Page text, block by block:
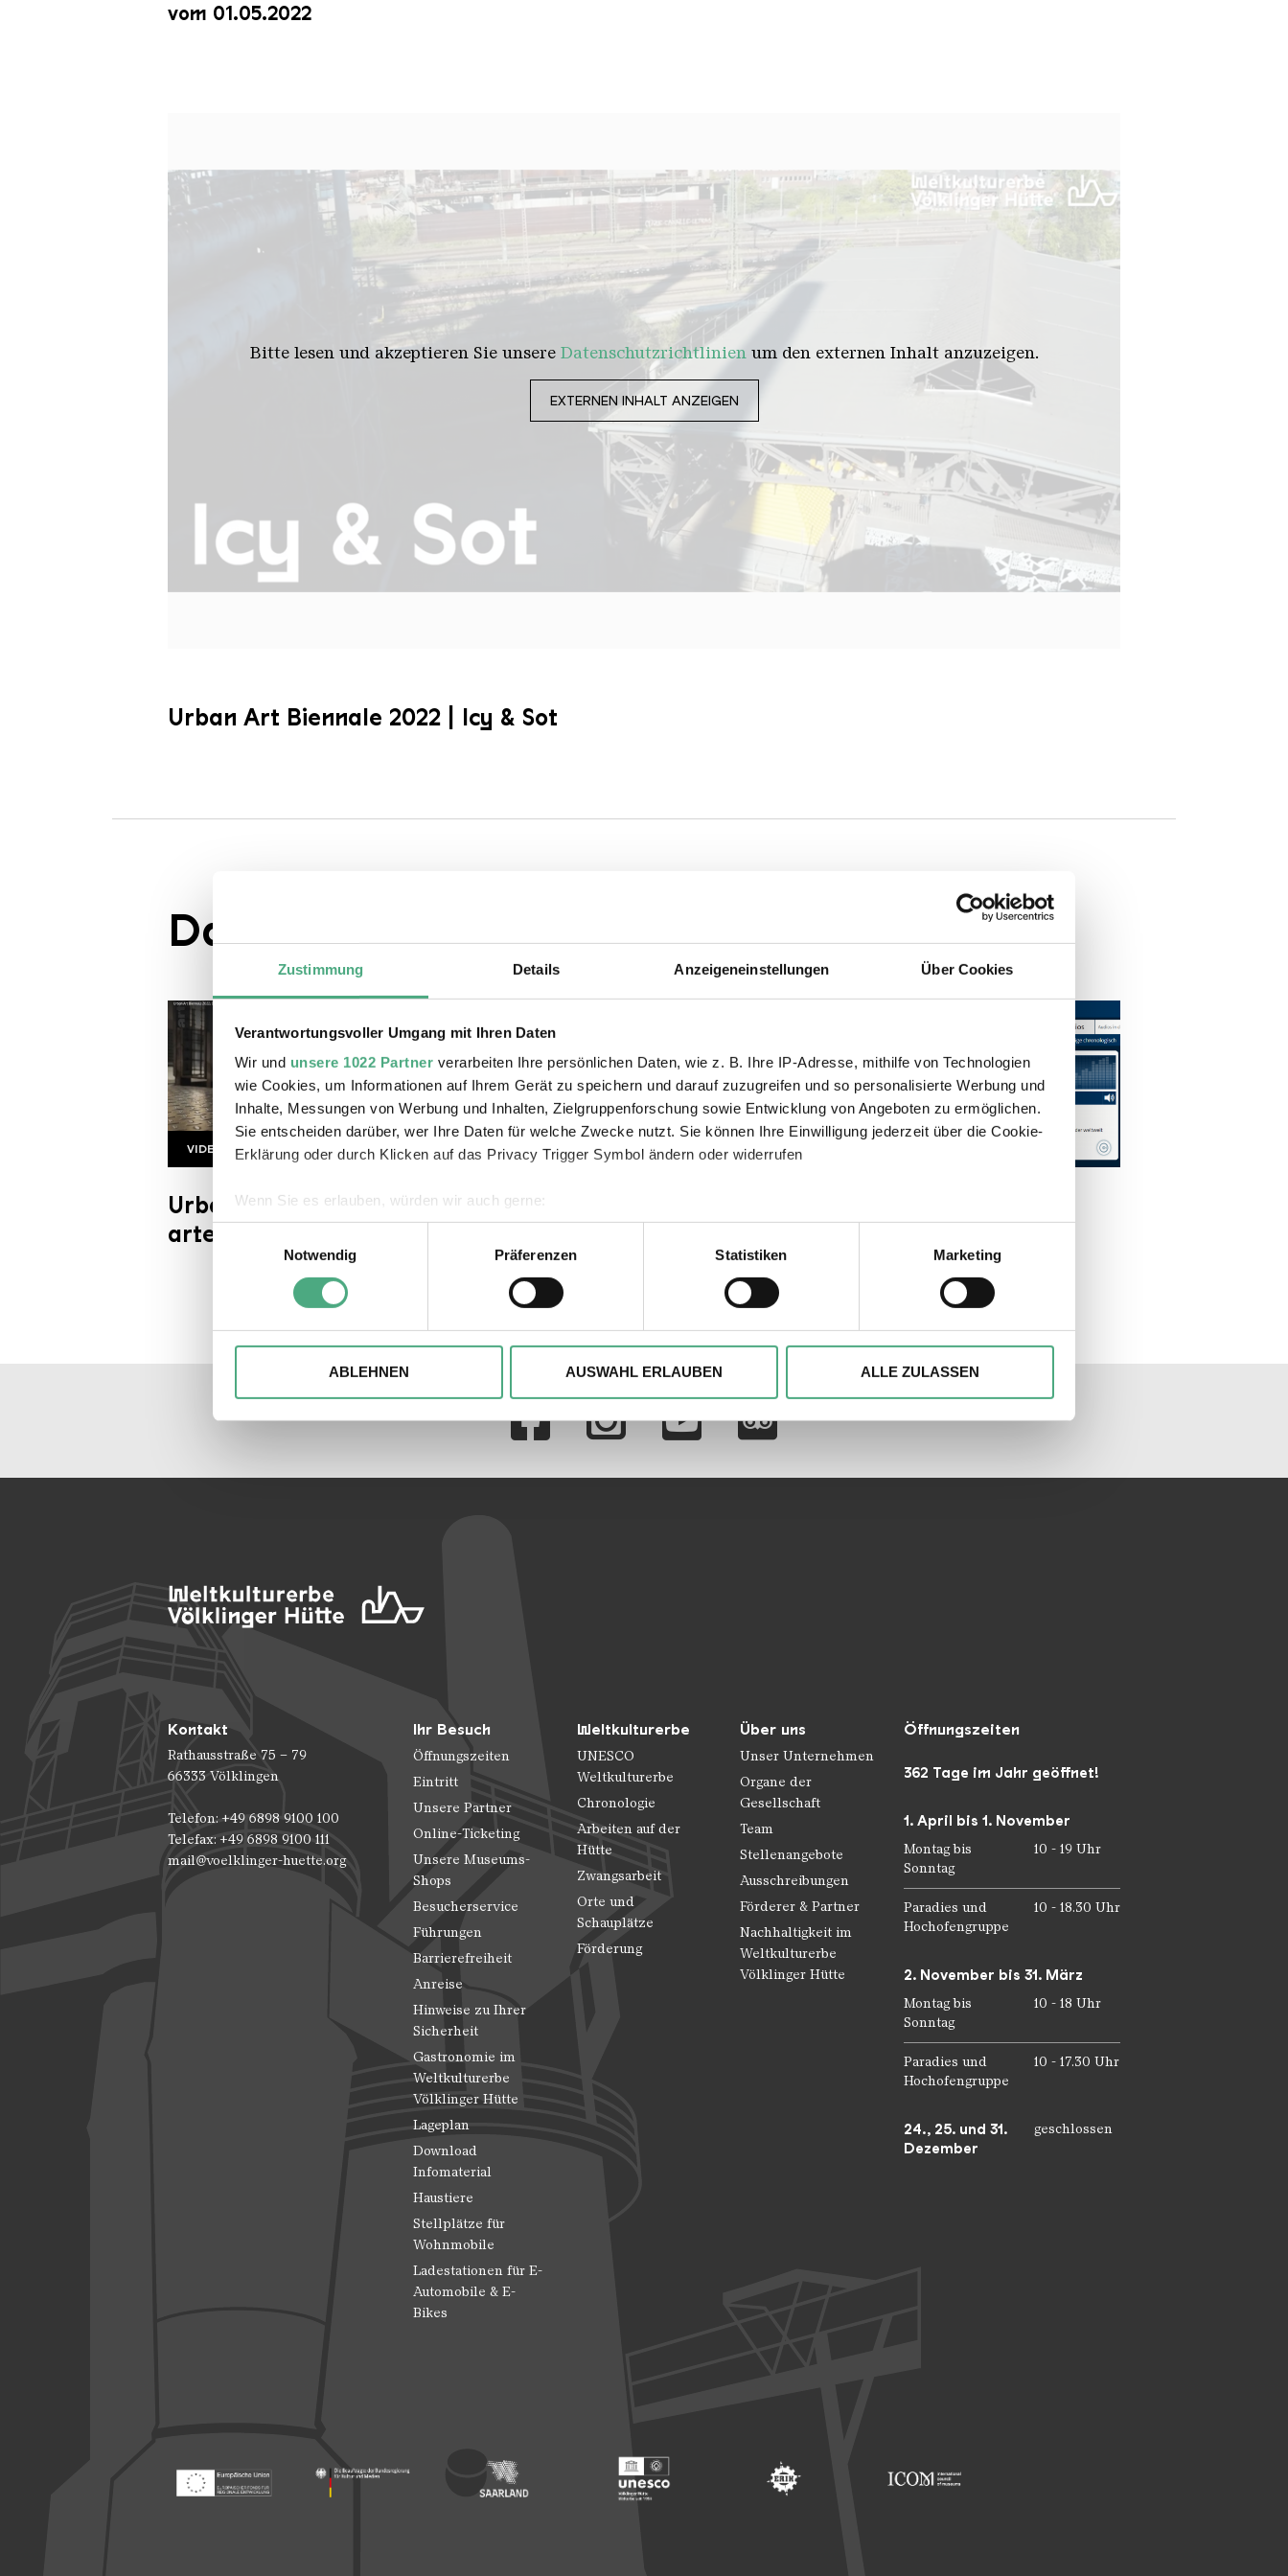
Zustimmung Details Anzeigeneinstellungen Über Cookies
Verantwortungsvoller Umgang mit Ihren Daten
Wir und unsere 1022 Partner verarbeiten Ihre persönlichen Daten, wie z. B. Ihre IP-Adresse, mithilfe von Technologien
wie Cookies, um Informationen auf Ihrem Gerät zu speichern und darauf zuzugreifen und so personalisierte Werbung und
Inhalte, Messungen von Werbung und Inhalten, Zielgruppenforschung sowie Entwicklung von Angeboten zu ermöglichen.
Sie entscheiden darüber, wer Ihre Daten für welche Zwecke nutzt. Sie können Ihre Einwilligung jederzeit über die Cookie-
Erklärung oder durch Klicken auf das Privacy Trigger Symbol ändern oder widerrufen
Wenn Sie es erlauben, würden wir auch gerne:
Informationen über Ihre geografische Lage erfassen, welche bis auf einige Meter genau sein können
Ihr Gerät durch aktives Scannen nach bestimmten Merkmalen (Fingerprinting) identifizieren
Erfahren Sie mehr darüber, wie Ihre persönlichen Daten verarbeitet werden, und legen Sie Ihre Präferenzen imAbschnitt
Einzelheitenfest.
Wir verwenden ggfs. Cookies, um Inhalte und Anzeigen zu personalisieren, besondere Funktionen anbieten zu können und
die Zugriffe auf unsere Website zu analysieren. Außerdem geben wir ggfs. Informationen zu Ihrer Verwendung unserer
Einwilligungsauswahl
Notwendig
Präferenzen Statistiken Marketing
ABLEHNEN AUSWAHL ERLAUBEN ALLE ZULASSEN
vom 01.05.2022
Bitte lesen und akzeptieren Sie unsere Datenschutzrichtlinienum den externen Inhalt anzuzeigen.
EXTERNEN INHALT ANZEIGEN
Urban Art Biennale 2022 | Icy & Sot
Das könnte Sie auch interessieren
Urban ArtTwist
Copyright: arte | twist
©
VIDEO
Urban Art Biennale 2022 |
arte twist
France 3 Lorraine
VIDEO
Urban Art Biennale à
France 3 Grand Est
©
Resonanzen
Verlinkungen zu unseren
Kontakt
Rathausstraße 75 – 79
66333 Völklingen
Telefon: +49 6898 9100 100
Telefax: +49 6898 9100 111
mail@voelklinger-huette.org
Ihr Besuch
Öffnungszeiten
Eintritt
Unsere Partner
Online-Ticketing
Unsere Museums-
Shops
Besucherservice
Führungen
Barrierefreiheit
Anreise
Hinweise zu Ihrer
Sicherheit
Gastronomie im
Weltkulturerbe
Völklinger Hütte
Lageplan
Download
Infomaterial
Haustiere
Stellplätze für
Wohnmobile
Ladestationen für E-
Automobile & E-
Bikes
Weltkulturerbe
UNESCO
Weltkulturerbe
Chronologie
Arbeiten auf der
Hütte
Zwangsarbeit
Orte und
Schauplätze
Förderung
Über uns
Unser Unternehmen
Organe der
Gesellschaft
Team
Stellenangebote
Ausschreibungen
Förderer & Partner
Nachhaltigkeit im
Weltkulturerbe
Völklinger Hütte
Öffnungszeiten
362 Tage im Jahr geöffnet!
1. April bis 1. November
Montag bis
Sonntag
10 - 19 Uhr
Paradies und
Hochofengruppe
10 - 18.30 Uhr
2. November bis 31. März
Montag bis
Sonntag
10 - 18 Uhr
Paradies und
Hochofengruppe
10 - 17.30 Uhr
24., 25. und 31.
Dezember
geschlossen